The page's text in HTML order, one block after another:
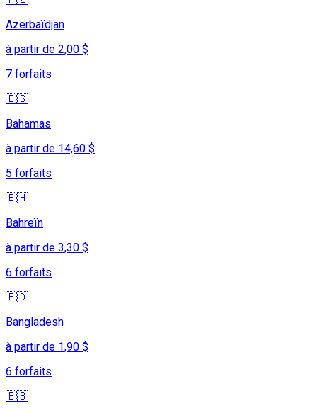
Azerbaïdjan
à partir de 2,00 $
7 forfaits
🇧🇸
Bahamas
à partir de 14,60 $
5 forfaits
🇧🇭
Bahreïn
à partir de 3,30 $
6 forfaits
🇧🇩
Bangladesh
à partir de 1,90 $
6 forfaits
🇧🇧